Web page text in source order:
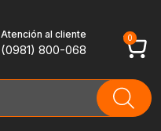
Atención al cliente
(0981) 800-068
0